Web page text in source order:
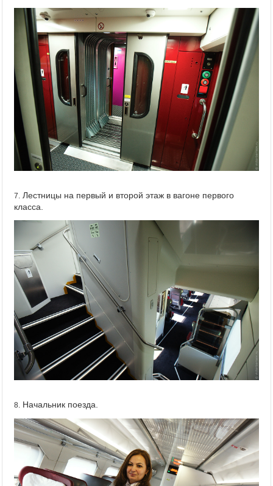
7.
Лестницы на первый и второй этаж в вагоне первого
класса.
8. Начальник поезда.